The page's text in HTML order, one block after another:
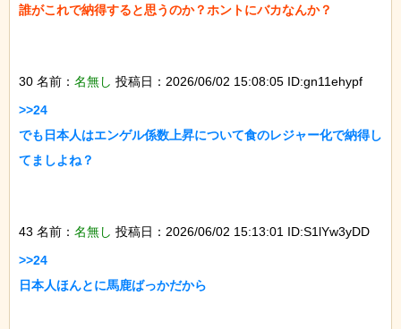
誰がこれで納得すると思うのか？ホントにバカなんか？
30 名前： 名無し 投稿日：2026/06/02 15:08:05 ID:gn11ehypf
>>24
でも日本人はエンゲル係数上昇について食のレジャー化で納得し
てましよね？
43 名前： 名無し 投稿日：2026/06/02 15:13:01 ID:S1lYw3yDD
>>24
日本人ほんとに馬鹿ばっかだから